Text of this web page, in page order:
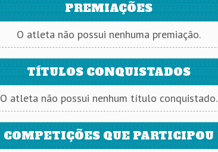
PREMIAÇÕES
O atleta não possui nenhuma premiação.
TÍTULOS CONQUISTADOS
O atleta não possui nenhum título conquistado.
COMPETIÇÕES QUE PARTICIPOU